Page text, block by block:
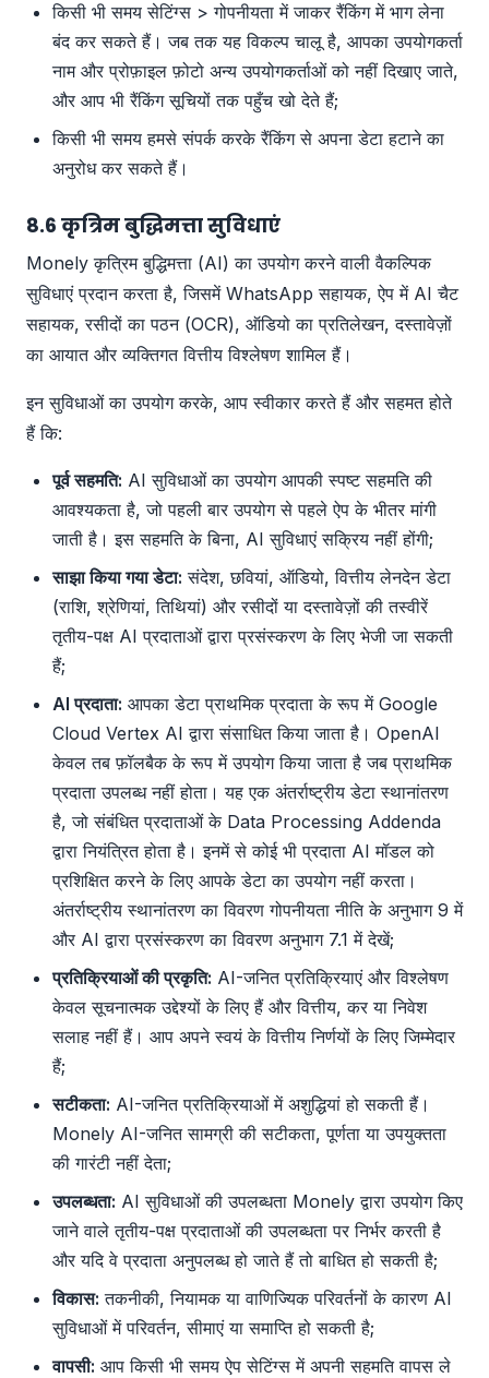
किसी भी समय सेटिंग्स > गोपनीयता में जाकर रैंकिंग में भाग लेना
बंद कर सकते हैं। जब तक यह विकल्प चालू है, आपका उपयोगकर्ता
नाम और प्रोफ़ाइल फ़ोटो अन्य उपयोगकर्ताओं को नहीं दिखाए जाते,
और आप भी रैंकिंग सूचियों तक पहुँच खो देते हैं;
किसी भी समय हमसे संपर्क करके रैंकिंग से अपना डेटा हटाने का
अनुरोध कर सकते हैं।
8.6 कृत्रिम बुद्धिमत्ता सुविधाएं
Monely कृत्रिम बुद्धिमत्ता (AI) का उपयोग करने वाली वैकल्पिक
सुविधाएं प्रदान करता है, जिसमें WhatsApp सहायक, ऐप में AI चैट
सहायक, रसीदों का पठन (OCR), ऑडियो का प्रतिलेखन, दस्तावेज़ों
का आयात और व्यक्तिगत वित्तीय विश्लेषण शामिल हैं।
इन सुविधाओं का उपयोग करके, आप स्वीकार करते हैं और सहमत होते
हैं कि:
पूर्व सहमति: AI सुविधाओं का उपयोग आपकी स्पष्ट सहमति की
आवश्यकता है, जो पहली बार उपयोग से पहले ऐप के भीतर मांगी
जाती है। इस सहमति के बिना, AI सुविधाएं सक्रिय नहीं होंगी;
साझा किया गया डेटा: संदेश, छवियां, ऑडियो, वित्तीय लेनदेन डेटा
(राशि, श्रेणियां, तिथियां) और रसीदों या दस्तावेज़ों की तस्वीरें
तृतीय-पक्ष AI प्रदाताओं द्वारा प्रसंस्करण के लिए भेजी जा सकती
हैं;
AI प्रदाता: आपका डेटा प्राथमिक प्रदाता के रूप में Google
Cloud Vertex AI द्वारा संसाधित किया जाता है। OpenAI
केवल तब फ़ॉलबैक के रूप में उपयोग किया जाता है जब प्राथमिक
प्रदाता उपलब्ध नहीं होता। यह एक अंतर्राष्ट्रीय डेटा स्थानांतरण
है, जो संबंधित प्रदाताओं के Data Processing Addenda
द्वारा नियंत्रित होता है। इनमें से कोई भी प्रदाता AI मॉडल को
प्रशिक्षित करने के लिए आपके डेटा का उपयोग नहीं करता।
अंतर्राष्ट्रीय स्थानांतरण का विवरण गोपनीयता नीति के अनुभाग 9 में
और AI द्वारा प्रसंस्करण का विवरण अनुभाग 7.1 में देखें;
प्रतिक्रियाओं की प्रकृति: AI-जनित प्रतिक्रियाएं और विश्लेषण
केवल सूचनात्मक उद्देश्यों के लिए हैं और वित्तीय, कर या निवेश
सलाह नहीं हैं। आप अपने स्वयं के वित्तीय निर्णयों के लिए जिम्मेदार
हैं;
सटीकता: AI-जनित प्रतिक्रियाओं में अशुद्धियां हो सकती हैं।
Monely AI-जनित सामग्री की सटीकता, पूर्णता या उपयुक्तता
की गारंटी नहीं देता;
उपलब्धता: AI सुविधाओं की उपलब्धता Monely द्वारा उपयोग किए
जाने वाले तृतीय-पक्ष प्रदाताओं की उपलब्धता पर निर्भर करती है
और यदि वे प्रदाता अनुपलब्ध हो जाते हैं तो बाधित हो सकती है;
विकास: तकनीकी, नियामक या वाणिज्यिक परिवर्तनों के कारण AI
सुविधाओं में परिवर्तन, सीमाएं या समाप्ति हो सकती है;
वापसी: आप किसी भी समय ऐप सेटिंग्स में अपनी सहमति वापस ले